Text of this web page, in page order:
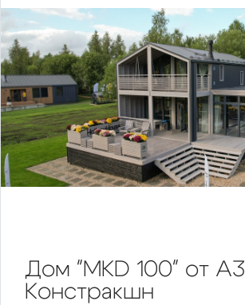
Дом "MKD 100" от А3
Констракшн